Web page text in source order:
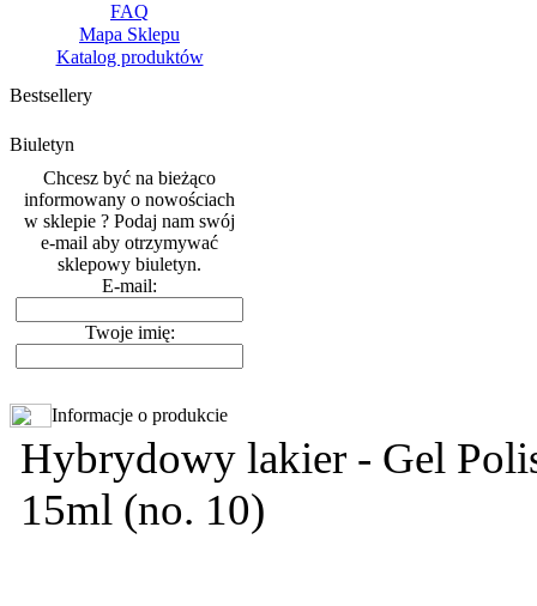
FAQ
Mapa Sklepu
Katalog produktów
Bestsellery
Biuletyn
Chcesz być na bieżąco
informowany o nowościach
w sklepie ? Podaj nam swój
e-mail aby otrzymywać
sklepowy biuletyn.
E-mail:
Twoje imię:
Informacje o produkcie
Hybrydowy lakier - Gel
15ml (no. 10)